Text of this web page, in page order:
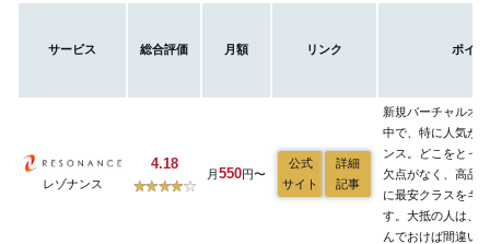
サービス 総合評価 月額 リンク ポイン
レゾナンス
4.18
月550円〜
公式
サイト
詳細
記事
新規バーチャルオ
中で、特に人気が
ンス。どこをとっ
欠点がなく、高品
に最安クラスをキ
す。大抵の人は、
んでおけば間違い